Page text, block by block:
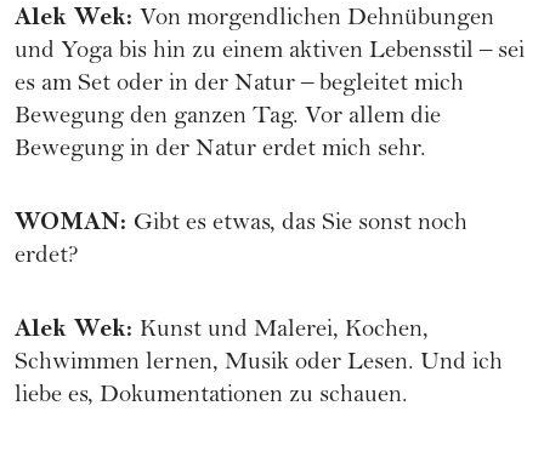
Alek Wek: Von morgendlichen Dehnübungen
und Yoga bis hin zu einem aktiven Lebensstil – sei
es am Set oder in der Natur – begleitet mich
Bewegung den ganzen Tag. Vor allem die
Bewegung in der Natur erdet mich sehr.
WOMAN: Gibt es etwas, das Sie sonst noch
erdet?
Alek Wek: Kunst und Malerei, Kochen,
Schwimmen lernen, Musik oder Lesen. Und ich
liebe es, Dokumentationen zu schauen.